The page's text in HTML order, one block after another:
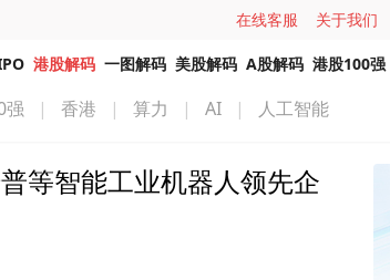
在线客服 关于我们
港股解码 一图解码 美股解码 A股解码 港股100强
强 | 香港 | 算力 | AI | 人工智能
等智能工业机器人领先企